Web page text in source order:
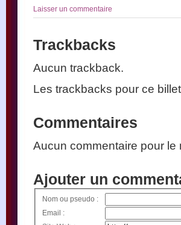
Laisser un commentaire
Trackbacks
Aucun trackback.
Les trackbacks pour ce
Commentaires
Aucun commentaire pour le
Ajouter un
Nom ou pseudo :
Email :